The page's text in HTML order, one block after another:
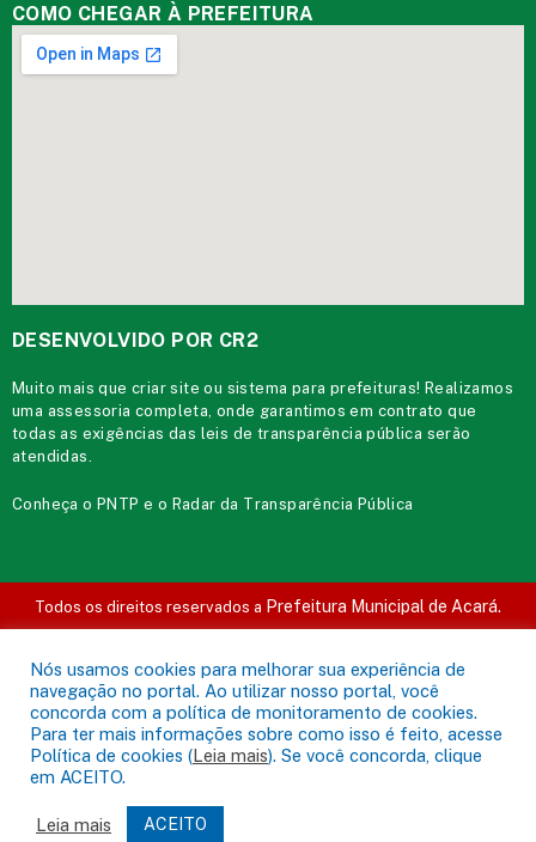
COMO CHEGAR À PREFEITURA
DESENVOLVIDO POR CR2
Muito mais quecriar site ou sistema para prefeituras! Realizamos
uma assessoria completa, onde garantimos em contrato que
todas as exigências das leis de transparência pública serão
atendidas.
Conheça oPNTP e o Radar da Transparência Pública
Todos os direitos reservados a Prefeitura Municipal de Acará.
Nós usamos cookies para melhorar sua experiência de
navegação no portal. Ao utilizar nosso portal, você
concorda com a política de monitoramento de cookies.
Para ter mais informações sobre como isso é feito, acesse
Política de cookies (Leia mais). Se você concorda, clique
em ACEITO.
Leia mais ACEITO